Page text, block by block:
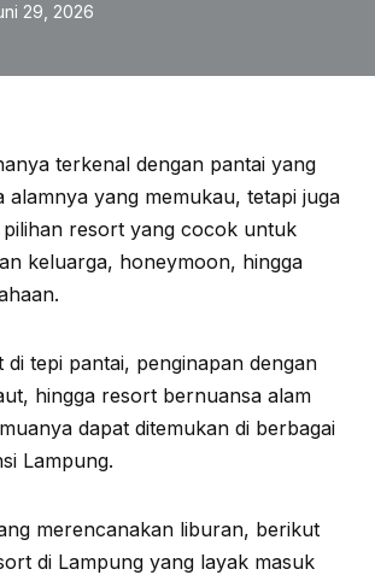
29, 2026
terkenal dengan pantai yang
alamnya yang memukau, tetapi juga
pilihan resort yang cocok untuk
keluarga, honeymoon, hingga
tepi pantai, penginapan dengan
hingga resort bernuansa alam
dapat ditemukan di berbagai
Lampung.
merencanakan liburan, berikut
di Lampung yang layak masuk